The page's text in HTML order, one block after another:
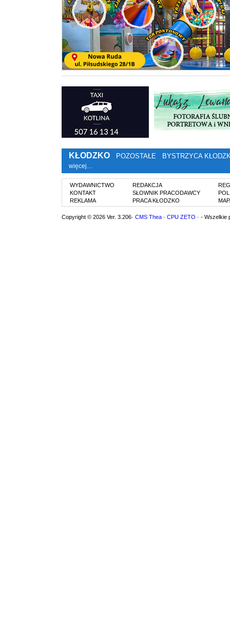
KŁODZKO POZOSTAŁE BYSTRZYCA
więcej…
WYDAWNICTWO
KONTAKT
REKLAMA
REDAKCJA
SŁOWNIK PRACODAWCY
PRACA KŁODZKO
Copyright © 2026 Ver. 3.206· CMS Thea · CPU ZETO · - Wszelkie